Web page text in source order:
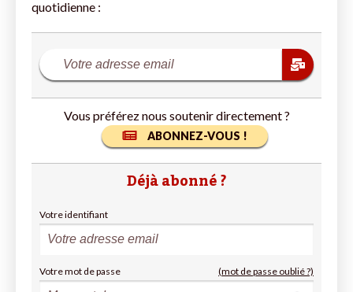
quotidienne :
Vous préférez nous soutenir directement ?
ABONNEZ-VOUS !
Déjà abonné ?
Votre identifiant
Votre mot de passe (mot de passe oublié ?)